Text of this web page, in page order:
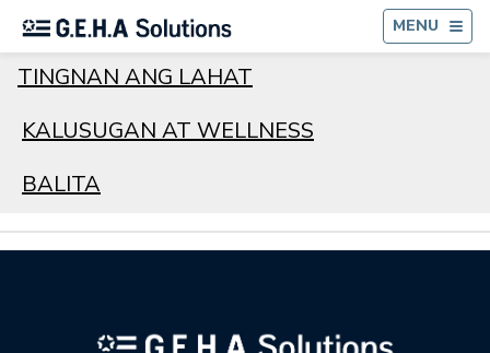
MENU
TINGNAN ANG LAHAT
KALUSUGAN AT WELLNESS
BALITA